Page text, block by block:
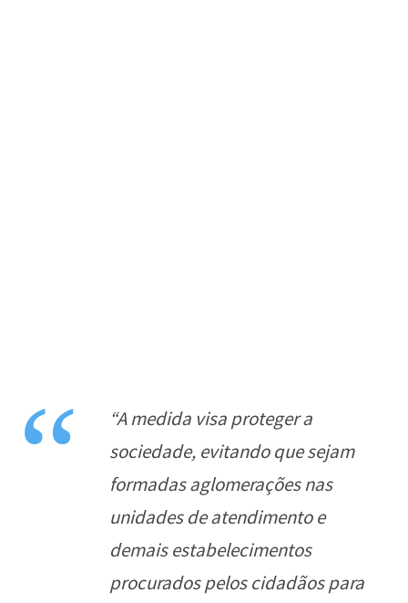
“A medida visa proteger a
sociedade, evitando que sejam
formadas aglomerações nas
unidades de atendimento e
demais estabelecimentos
procurados pelos cidadãos para